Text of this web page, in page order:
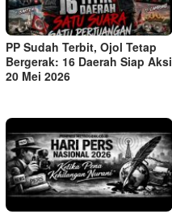
PP Sudah Terbit, Ojol Tetap
Bergerak: 16 Daerah Siap Aksi
20 Mei 2026